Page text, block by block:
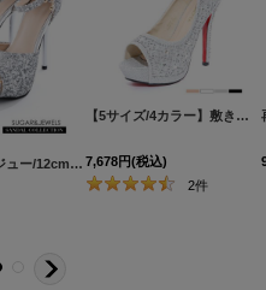
[S3168YN]
[S615]
ストラップ/ビジュー/12cmヒール/厚底/グリッター/ラメ/サンダル【34-40サイズ/3カラー】[OF02]
【5サイズ/4カラー】敷き詰められた輝くストーンが豪華に煌めく♪☆12cmヒールオープントゥパンプス[OF02]
7,678円(税込)
2件